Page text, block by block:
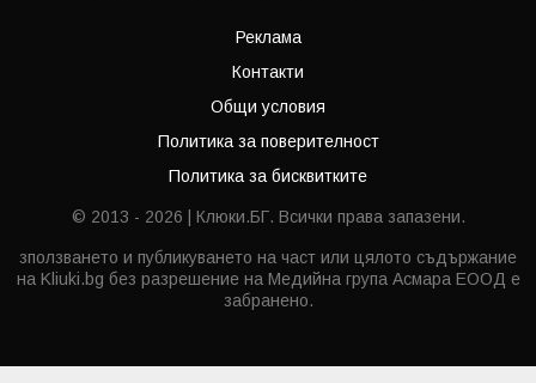
Реклама
Контакти
Общи условия
Политика за поверителност
Политика за бисквитките
© 2013 - 2026 | Клюки.БГ. Всички права запазени.
зползването и публикуването на част или цялото съдържание
на Kliuki.bg без разрешение на Медийна група Асмара ЕООД е
забранено.